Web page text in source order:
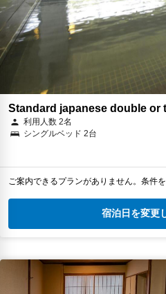
Standard japanese double or
利用人数 2名
シングルベッド 2台
ご案内できるプランがありません。条件
宿泊日を変更